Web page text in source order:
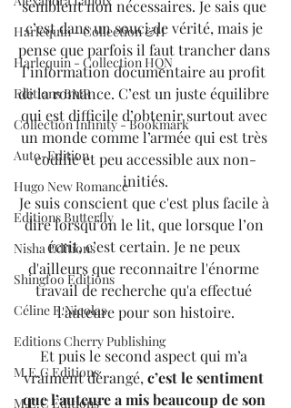
Harlequin - Collection &H
Harlequin - Collection HQN
Editions BMR
Collection Infinity - Bookmark
Auto-Edition
Hugo New Romance
Editions Butterfly
Nisha Editions
Shingfoo Editions
Céline E.Nicolas
Editions Cherry Publishing
M.E.C Editions
M.E.C Editions
semblent non nécessaires. Je sais que
c’est dans un souci de vérité, mais je
pense que parfois il faut trancher dans
l’information documentaire au profit
de la romance. C’est un juste équilibre
qui est difficile d’obtenir surtout avec
un monde comme l’armée qui est très
codifié et peu accessible aux non-
initiés.
Je suis conscient que c'est plus facile à
dire lorsqu’on le lit, que lorsque l’on
écrit, c’est certain. Je ne peux
d'ailleurs que reconnaitre l'énorme
travail de recherche qu'a effectué
l'auteure pour son histoire.
Et puis le second aspect qui m’a
vraiment dérangé, c’est le sentiment
que l’auteure a mis beaucoup de son